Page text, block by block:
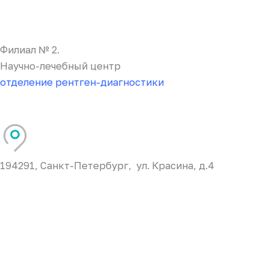
Филиал № 2.
Научно-лечебный центр
отделение рентген-диагностики
194291, Санкт-Петербург, ул. Красина, д.4